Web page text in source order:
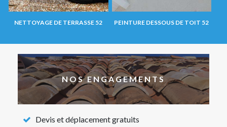
NETTOYAGE DE TERRASSE 52 PEINTURE DESSOUS DE TOIT 52
NOS ENGAGEMENTS
Devis et déplacement gratuits